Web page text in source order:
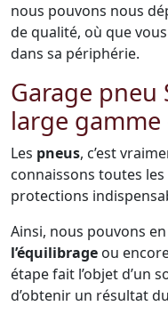
nous pouvons nous
de qualité, où que
dans sa périphérie.
Garage pneu
large gamme
Les pneus, c’est
connaissons toutes
protections
Ainsi, nous pouvons
l’équilibrage ou
étape fait l’objet d’un
d’obtenir un résultat